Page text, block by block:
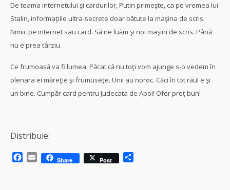
De teama internetului şi cardurilor, Putin primeşte, ca pe vremea lui
Stalin, informaţiile ultra-secrete doar bătute la maşina de scris.
Nimic pe internet sau card. Să ne luăm şi noi maşini de scris. Până
nu e prea târziu.
Ce frumoasă va fi lumea. Păcat că nu toţi vom ajunge s-o vedem în
plenara ei măreţie şi frumuseţe. Unii au noroc. Căci în tot răul e şi
un bine. Cumpăr card pentru Judecata de Apoi! Ofer preţ bun!
Distribuie:
E
Share Post